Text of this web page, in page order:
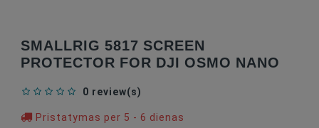
SMALLRIG 5817 SCREEN
PROTECTOR FOR DJI OSMO NANO
0 review(s)
Pristatymas per 5 - 6 dienas